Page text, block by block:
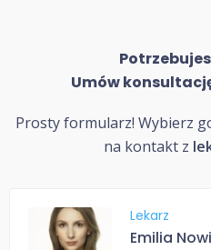
Umów
Prosty formularz! Wybierz
na kontakt z
Lekarz
Emilia